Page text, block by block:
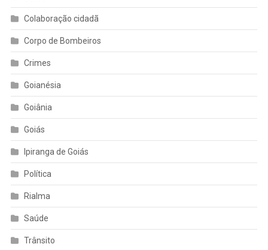
Colaboração cidadã
Corpo de Bombeiros
Crimes
Goianésia
Goiânia
Goiás
Ipiranga de Goiás
Política
Rialma
Saúde
Trânsito